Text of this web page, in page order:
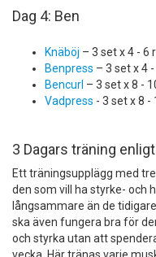
Dag 4: Ben
Knäböj – 3 set x 4 - 6
Benpress – 3 set x 4
Bencurl – 3 set x 8 -
Vadpress - 3 set x 8
3 Dagars träning
Ett träningsupplägg med
den som vill ha styrke- och
långsammare än de
ska även fungera bra för
och styrka utan att